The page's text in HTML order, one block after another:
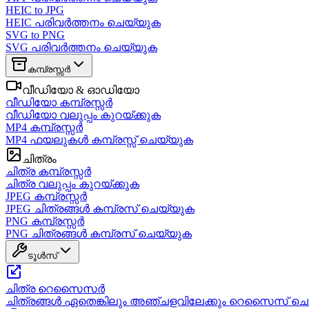
HEIC to JPG
HEIC പരിവർത്തനം ചെയ്യുക
SVG to PNG
SVG പരിവർത്തനം ചെയ്യുക
കമ്പ്രസ്സർ
വീഡിയോ & ഓഡിയോ
വീഡിയോ കമ്പ്രസ്സർ
വീഡിയോ വലുപ്പം കുറയ്ക്കുക
MP4 കമ്പ്രസ്സർ
MP4 ഫയലുകൾ കമ്പ്രസ്സ് ചെയ്യുക
ചിത്രം
ചിത്ര കമ്പ്രസ്സർ
ചിത്ര വലുപ്പം കുറയ്ക്കുക
JPEG കമ്പ്രസ്സർ
JPEG ചിത്രങ്ങൾ കമ്പ്രസ് ചെയ്യുക
PNG കമ്പ്രസ്സർ
PNG ചിത്രങ്ങൾ കമ്പ്രസ് ചെയ്യുക
ടൂൾസ്
ചിത്ര റെസൈസർ
ചിത്രങ്ങൾ ഏതെങ്കിലും അഞ്ചളവിലേക്കും റെസൈസ്